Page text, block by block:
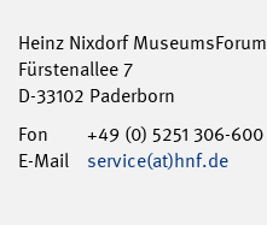
Heinz Nixdorf MuseumsForum
Fürstenallee 7
D-33102 Paderborn
Fon
+49 (0) 5251 306-600
E-Mail
service(at)hnf.de